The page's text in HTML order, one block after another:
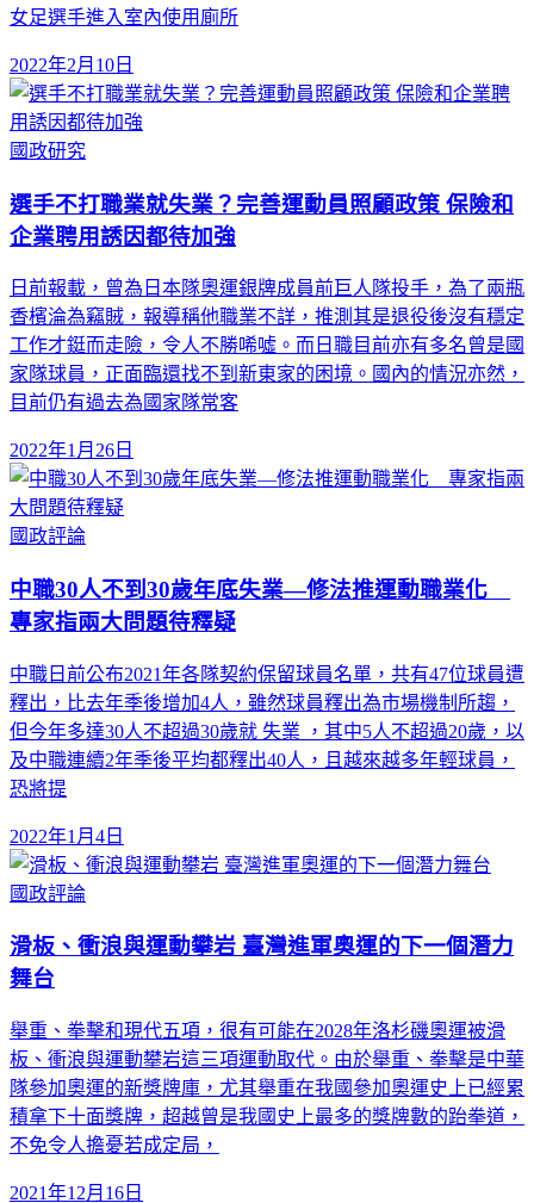
女足選手進入室內使用廁所
2022年2月10日
國政研究
選手不打職業就失業？完善運動員照顧政策 保險和
企業聘用誘因都待加強
日前報載，曾為日本隊奧運銀牌成員前巨人隊投手，為了兩瓶
香檳淪為竊賊，報導稱他職業不詳，推測其是退役後沒有穩定
工作才鋌而走險，令人不勝唏噓。而日職目前亦有多名曾是國
家隊球員，正面臨還找不到新東家的困境。國內的情況亦然，
目前仍有過去為國家隊常客
2022年1月26日
國政評論
中職30人不到30歲年底失業—修法推運動職業化
專家指兩大問題待釋疑
中職日前公布2021年各隊契約保留球員名單，共有47位球員遭
釋出，比去年季後增加4人，雖然球員釋出為市場機制所趨，
但今年多達30人不超過30歲就 失業 ，其中5人不超過20歲，以
及中職連續2年季後平均都釋出40人，且越來越多年輕球員，
恐將提
2022年1月4日
國政評論
滑板、衝浪與運動攀岩 臺灣進軍奧運的下一個潛力
舞台
舉重、拳擊和現代五項，很有可能在2028年洛杉磯奧運被滑
板、衝浪與運動攀岩這三項運動取代。由於舉重、拳擊是中華
隊參加奧運的新獎牌庫，尤其舉重在我國參加奧運史上已經累
積拿下十面獎牌，超越曾是我國史上最多的獎牌數的跆拳道，
不免令人擔憂若成定局，
2021年12月16日